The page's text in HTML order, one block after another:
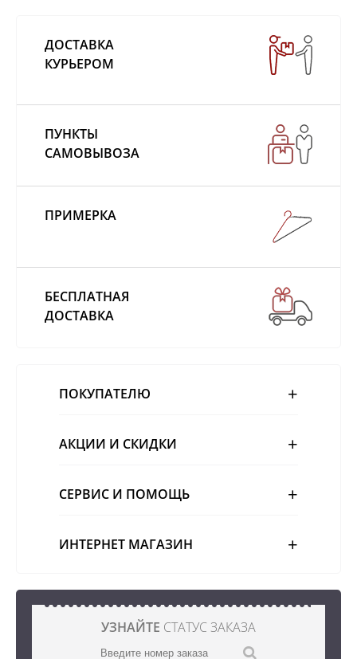
ДОСТАВКА
КУРЬЕРОМ
ПУНКТЫ
САМОВЫВОЗА
ПРИМЕРКА
БЕСПЛАТНАЯ
ДОСТАВКА
ПОКУПАТЕЛЮ
АКЦИИ И СКИДКИ
СЕРВИС И ПОМОЩЬ
ИНТЕРНЕТ МАГАЗИН
УЗНАЙТЕ СТАТУС ЗАКАЗА